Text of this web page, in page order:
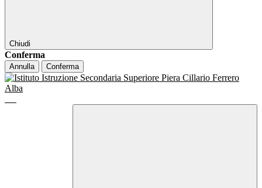
Chiudi
Conferma
Annulla Conferma